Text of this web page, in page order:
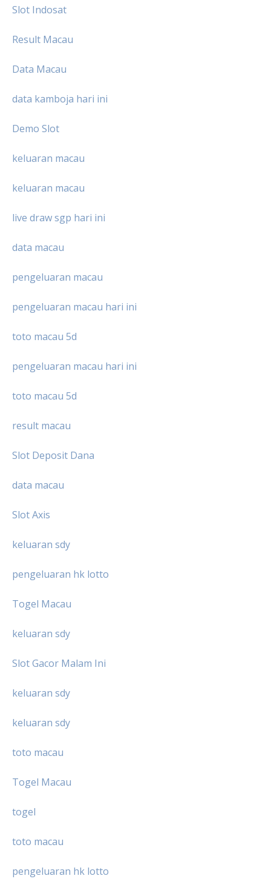
Slot Indosat
Result Macau
Data Macau
data kamboja hari ini
Demo Slot
keluaran macau
keluaran macau
live draw sgp hari ini
data macau
pengeluaran macau
pengeluaran macau hari ini
toto macau 5d
pengeluaran macau hari ini
toto macau 5d
result macau
Slot Deposit Dana
data macau
Slot Axis
keluaran sdy
pengeluaran hk lotto
Togel Macau
keluaran sdy
Slot Gacor Malam Ini
keluaran sdy
keluaran sdy
toto macau
Togel Macau
togel
toto macau
pengeluaran hk lotto